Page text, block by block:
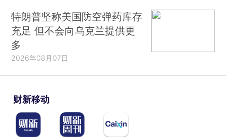
特朗普坚称美国防空弹药库存
充足 但不会向乌克兰提供更
多
2026年08月07日
财新移动